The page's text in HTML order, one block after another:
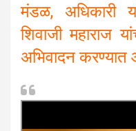
मंडळ, अधिकारी
शिवाजी महाराज
अभिवादन